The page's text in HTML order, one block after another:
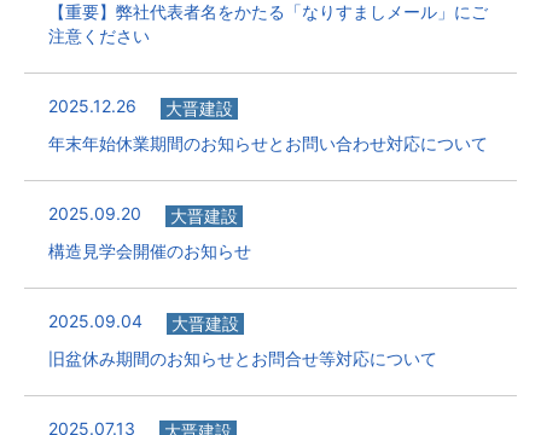
【重要】弊社代表者名をかたる「なりすましメール」にご
注意ください
2025.12.26
大晋建設
年末年始休業期間のお知らせとお問い合わせ対応について
2025.09.20
大晋建設
構造見学会開催のお知らせ
2025.09.04
大晋建設
旧盆休み期間のお知らせとお問合せ等対応について
2025.07.13
大晋建設